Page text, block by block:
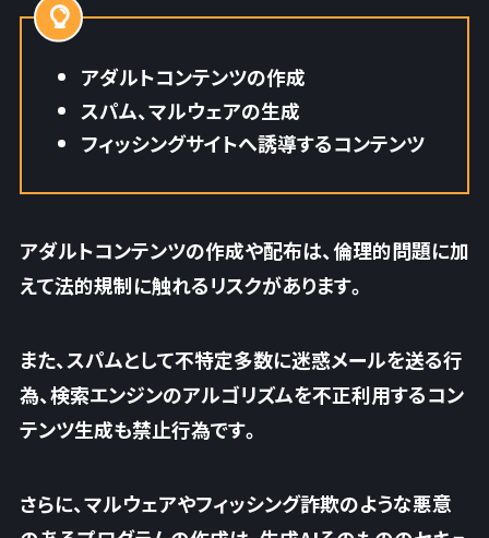
アダルトコンテンツの作成
スパム、マルウェアの生成
フィッシングサイトへ誘導するコンテンツ
アダルトコンテンツの作成や配布は、倫理的問題に加
えて法的規制に触れるリスクがあります。
また、スパムとして不特定多数に迷惑メールを送る行
為、検索エンジンのアルゴリズムを不正利用するコン
テンツ生成も禁止行為です。
さらに、マルウェアやフィッシング詐欺のような悪意